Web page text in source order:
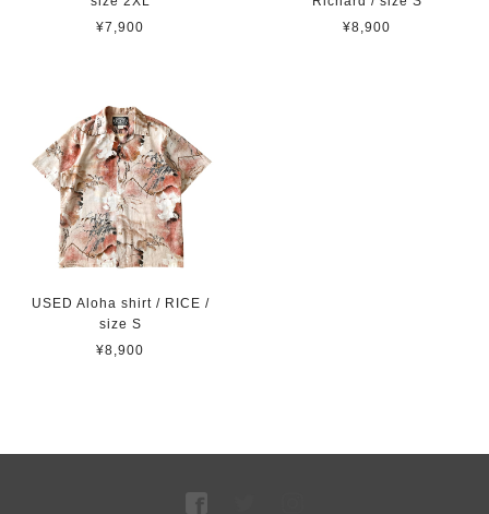
¥7,900
¥8,900
USED Aloha shirt / RICE /
size S
¥8,900